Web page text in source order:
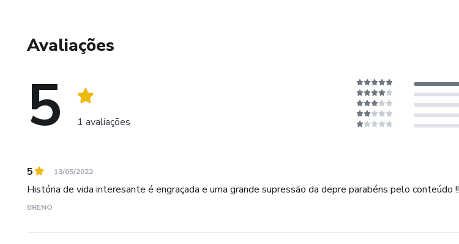
Avaliações
5 1 avaliações
5 13/05/2022
História de vida interesante é engraçada e uma grande supressão da depre parabéns pelo conteúdo !!
BRENO